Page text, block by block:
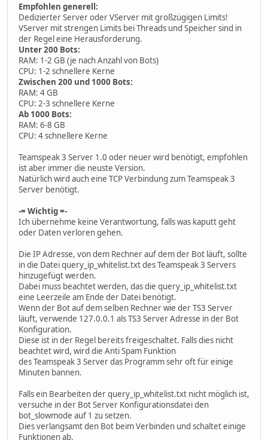
Empfohlen generell:
Dedizierter Server oder VServer mit großzügigen Limits!
VServer mit strengen Limits bei Threads und Speicher sind in
der Regel eine Herausforderung.
Unter 200 Bots:
RAM: 1-2 GB (je nach Anzahl von Bots)
CPU: 1-2 schnellere Kerne
Zwischen 200 und 1000 Bots:
RAM: 4 GB
CPU: 2-3 schnellere Kerne
Ab 1000 Bots:
RAM: 6-8 GB
CPU: 4 schnellere Kerne
Teamspeak 3 Server 1.0 oder neuer wird benötigt, empfohlen
ist aber immer die neuste Version.
Natürlich wird auch eine TCP Verbindung zum Teamspeak 3
Server benötigt.
-= Wichtig =-
Ich übernehme keine Verantwortung, falls was kaputt geht
oder Daten verloren gehen.
Die IP Adresse, von dem Rechner auf dem der Bot läuft, sollte
in die Datei query_ip_whitelist.txt des Teamspeak 3 Servers
hinzugefügt werden.
Dabei muss beachtet werden, das die query_ip_whitelist.txt
eine Leerzeile am Ende der Datei benötigt.
Wenn der Bot auf dem selben Rechner wie der TS3 Server
läuft, verwende 127.0.0.1 als TS3 Server Adresse in der Bot
Konfiguration.
Diese ist in der Regel bereits freigeschaltet. Falls dies nicht
beachtet wird, wird die Anti Spam Funktion
des Teamspeak 3 Server das Programm sehr oft für einige
Minuten bannen.
Falls ein Bearbeiten der query_ip_whitelist.txt nicht möglich ist,
versuche in der Bot Server Konfigurationsdatei den
bot_slowmode auf 1 zu setzen.
Dies verlangsamt den Bot beim Verbinden und schaltet einige
Funktionen ab.